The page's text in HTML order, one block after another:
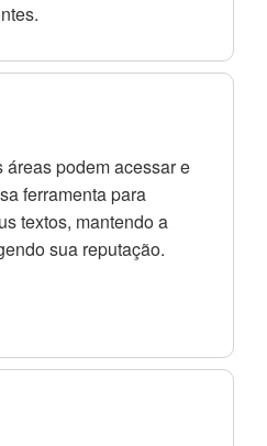
podem acessar e
ferramenta para
textos, mantendo a
sua reputação.